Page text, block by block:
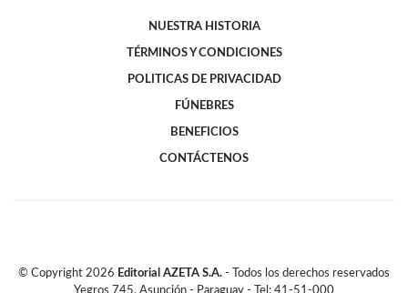
NUESTRA HISTORIA
TÉRMINOS Y CONDICIONES
POLITICAS DE PRIVACIDAD
FÚNEBRES
BENEFICIOS
CONTÁCTENOS
© Copyright 2026 Editorial AZETA S.A. - Todos los derechos reservados
Yegros 745, Asunción - Paraguay - Tel: 41-51-000